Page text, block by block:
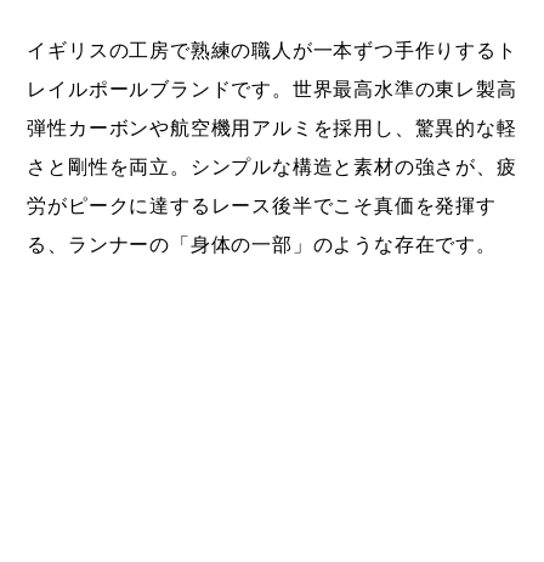
イギリスの工房で熟練の職人が一本ずつ手作りするト
レイルポールブランドです。世界最高水準の東レ製高
弾性カーボンや航空機用アルミを採用し、驚異的な軽
さと剛性を両立。シンプルな構造と素材の強さが、疲
労がピークに達するレース後半でこそ真価を発揮す
る、ランナーの「身体の一部」のような存在です。